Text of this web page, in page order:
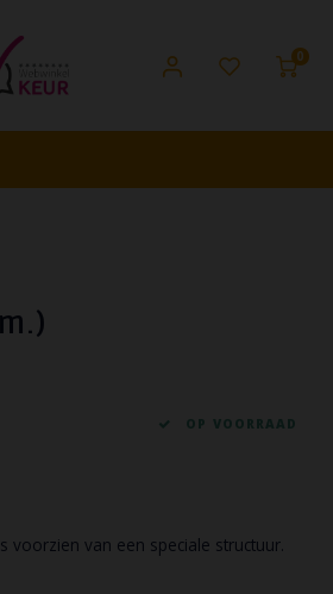
0
OP VOORRAAD
van een speciale structuur.